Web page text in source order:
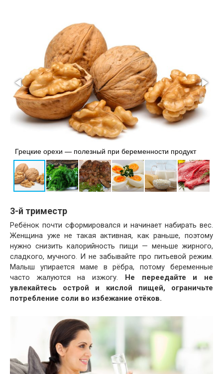
Грецкие орехи — полезный при беременности продукт
3-й триместр
Ребёнок почти сформировался и начинает набирать вес.
Женщина уже не такая активная, как раньше, поэтому
нужно снизить калорийность пищи — меньше жирного,
сладкого, мучного. И не забывайте про питьевой режим.
Малыш упирается маме в рёбра, потому беременные
часто жалуются на изжогу. Не переедайте и не
увлекайтесь острой и кислой пищей, ограничьте
потребление соли во избежание отёков.